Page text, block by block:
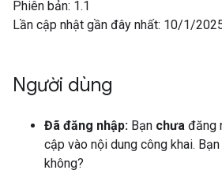
Phiên bản: 1.1
Lần cập nhật gần đây nhất: 10/1/
Người dùng
Đã đăng nhập: Bạn chưa đăng
cập vào nội dung công khai.
không?